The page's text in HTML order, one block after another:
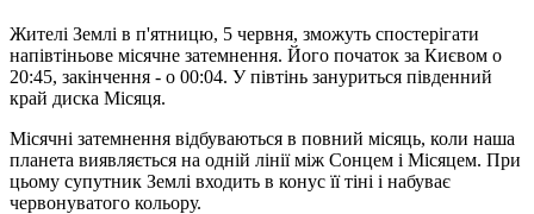
Жителі Землі в п'ятницю, 5 червня, зможуть спостерігати
напівтіньове місячне затемнення. Його початок за Києвом о
20:45, закінчення - о 00:04. У півтінь зануриться південний
край диска Місяця.
Місячні затемнення відбуваються в повний місяць, коли наша
планета виявляється на одній лінії між Сонцем і Місяцем. При
цьому супутник Землі входить в конус її тіні і набуває
червонуватого кольору.